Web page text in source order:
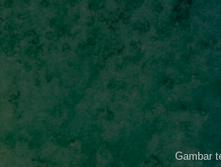
Gambar